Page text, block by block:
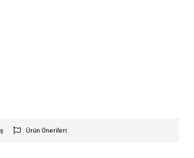
Ürün Önerileri